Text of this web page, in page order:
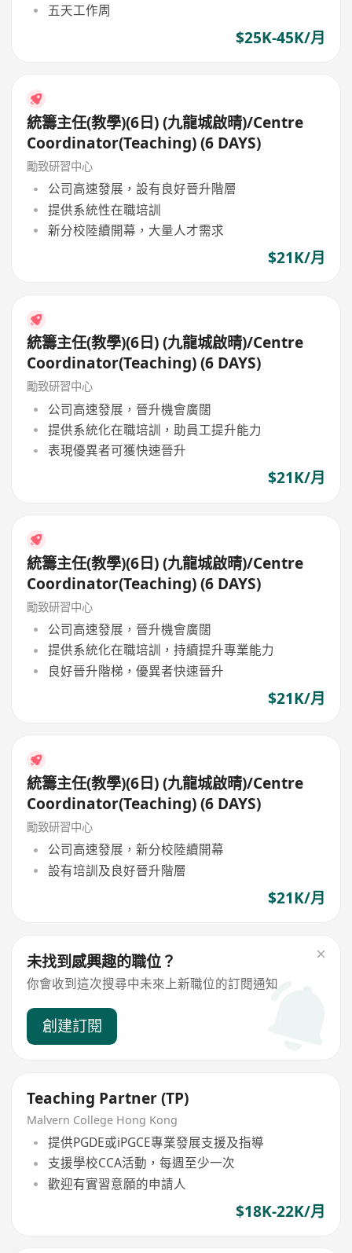
五天工作周
$25K-45K/月
統籌主任(教學)(6日) (九龍城啟晴)/Centre
Coordinator(Teaching) (6 DAYS)
勵致研習中心
公司高速發展，設有良好晉升階層
提供系統性在職培訓
新分校陸續開幕，大量人才需求
$21K/月
統籌主任(教學)(6日) (九龍城啟晴)/Centre
Coordinator(Teaching) (6 DAYS)
勵致研習中心
公司高速發展，晉升機會廣闊
提供系統化在職培訓，助員工提升能力
表現優異者可獲快速晉升
$21K/月
統籌主任(教學)(6日) (九龍城啟晴)/Centre
Coordinator(Teaching) (6 DAYS)
勵致研習中心
公司高速發展，晉升機會廣闊
提供系統化在職培訓，持續提升專業能力
良好晉升階梯，優異者快速晉升
$21K/月
統籌主任(教學)(6日) (九龍城啟晴)/Centre
Coordinator(Teaching) (6 DAYS)
勵致研習中心
公司高速發展，新分校陸續開幕
設有培訓及良好晉升階層
$21K/月
未找到感興趣的職位？
你會收到這次搜尋中未來上新職位的訂閱通知
創建訂閱
Teaching Partner (TP)
Malvern College Hong Kong
提供PGDE或iPGCE專業發展支援及指導
支援學校CCA活動，每週至少一次
歡迎有實習意願的申請人
$18K-22K/月